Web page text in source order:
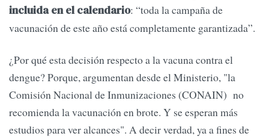
incluida en el calendario: “toda la campaña de
vacunación de este año está completamente garantizada”.
¿Por qué esta decisión respecto a la vacuna contra el
dengue? Porque, argumentan desde el Ministerio, "la
Comisión Nacional de Inmunizaciones (CONAIN) no
recomienda la vacunación en brote. Y se esperan más
estudios para ver alcances". A decir verdad, ya a fines de